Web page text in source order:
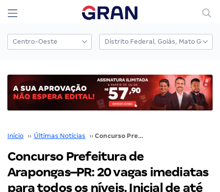
Início ›› Últimas Notícias ›› Concurso Prefeitura de Arapongas–PR: 20 vagas imediatas para todos os níveis. Inicial de até R$ 5.168,33!
Concurso Prefeitura de
Arapongas–PR: 20 vagas imediatas
para todos os níveis. Inicial de até